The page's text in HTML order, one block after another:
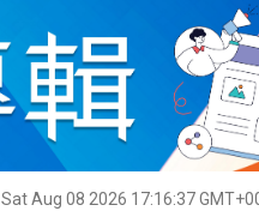
Sat Aug 08 2026 17:16:38
名家榜 灼見活動